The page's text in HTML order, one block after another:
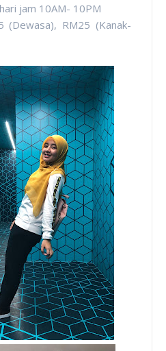
jam 10AM- 10PM
(Dewasa), RM25 (Kanak-